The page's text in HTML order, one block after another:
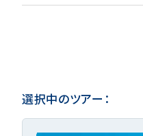
選択中のツアー：